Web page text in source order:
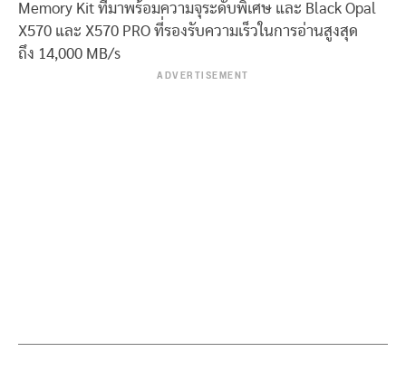
Memory Kit ที่มาพร้อมความจุระดับพิเศษ และ Black Opal
X570 และ X570 PRO ที่รองรับความเร็วในการอ่านสูงสุด
ถึง 14,000 MB/s
ADVERTISEMENT